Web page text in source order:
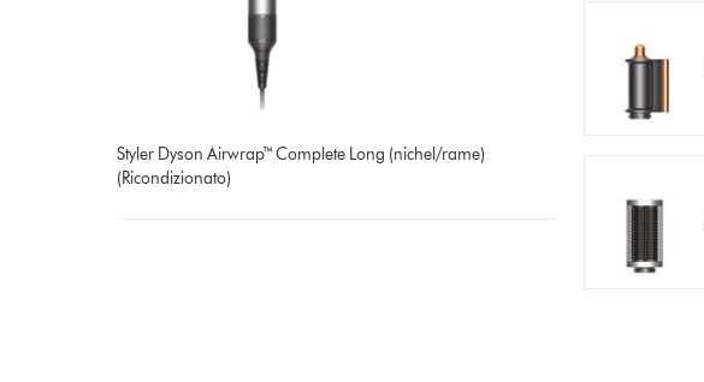
Styler Dyson Airwrap™ Complete Long (nichel/rame)
(Ricondizionato)